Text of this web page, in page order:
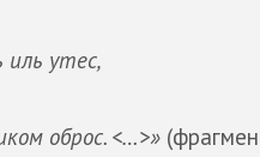
иль утес,
оброс. <…>»